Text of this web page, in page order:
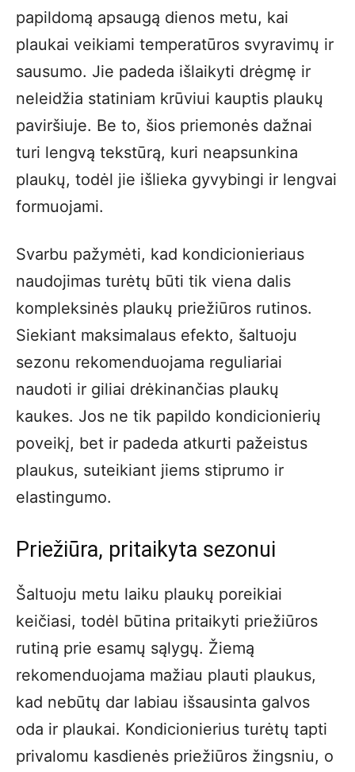
papildomą apsaugą dienos metu, kai
plaukai veikiami temperatūros svyravimų ir
sausumo. Jie padeda išlaikyti drėgmę ir
neleidžia statiniam krūviui kauptis plaukų
paviršiuje. Be to, šios priemonės dažnai
turi lengvą tekstūrą, kuri neapsunkina
plaukų, todėl jie išlieka gyvybingi ir lengvai
formuojami.
Svarbu pažymėti, kad kondicionieriaus
naudojimas turėtų būti tik viena dalis
kompleksinės plaukų priežiūros rutinos.
Siekiant maksimalaus efekto, šaltuoju
sezonu rekomenduojama reguliariai
naudoti ir giliai drėkinančias plaukų
kaukes. Jos ne tik papildo kondicionierių
poveikį, bet ir padeda atkurti pažeistus
plaukus, suteikiant jiems stiprumo ir
elastingumo.
Priežiūra, pritaikyta sezonui
Šaltuoju metu laiku plaukų poreikiai
keičiasi, todėl būtina pritaikyti priežiūros
rutiną prie esamų sąlygų. Žiemą
rekomenduojama mažiau plauti plaukus,
kad nebūtų dar labiau išsausinta galvos
oda ir plaukai. Kondicionierius turėtų tapti
privalomu kasdienės priežiūros žingsniu, o